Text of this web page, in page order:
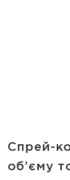
Спрей-
об’єму